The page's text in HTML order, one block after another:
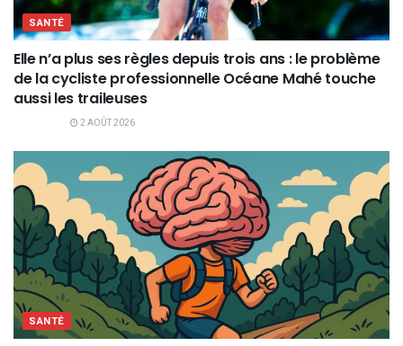
SANTÉ
Elle n’a plus ses règles depuis trois ans : le problème
de la cycliste professionnelle Océane Mahé touche
aussi les traileuses
2 AOÛT 2026
SANTÉ